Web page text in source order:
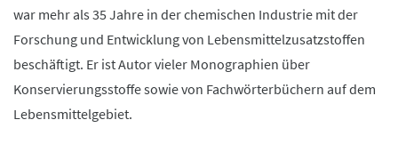
war mehr als 35 Jahre in der chemischen Industrie mit der
Forschung und Entwicklung von Lebensmittelzusatzstoffen
beschäftigt. Er ist Autor vieler Monographien über
Konservierungsstoffe sowie von Fachwörterbüchern auf dem
Lebensmittelgebiet.